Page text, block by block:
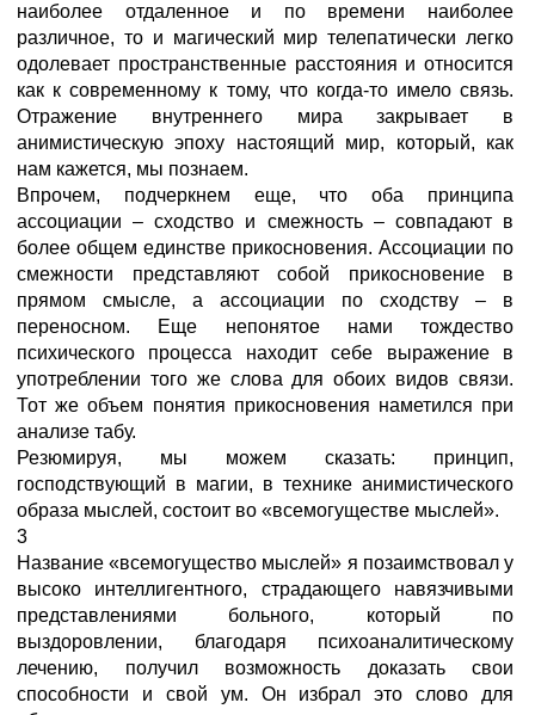
наиболее отдаленное и по времени наиболее
различное, то и магический мир телепатически легко
одолевает пространственные расстояния и относится
как к современному к тому, что когда-то имело связь.
Отражение внутреннего мира закрывает в
анимистическую эпоху настоящий мир, который, как
нам кажется, мы познаем.
Впрочем, подчеркнем еще, что оба принципа
ассоциации – сходство и смежность – совпадают в
более общем единстве прикосновения. Ассоциации по
смежности представляют собой прикосновение в
прямом смысле, а ассоциации по сходству – в
переносном. Еще непонятое нами тождество
психического процесса находит себе выражение в
употреблении того же слова для обоих видов связи.
Тот же объем понятия прикосновения наметился при
анализе табу.
Резюмируя, мы можем сказать: принцип,
господствующий в магии, в технике анимистического
образа мыслей, состоит во «всемогуществе мыслей».
3
Название «всемогущество мыслей» я позаимствовал у
высоко интеллигентного, страдающего навязчивыми
представлениями больного, который по
выздоровлении, благодаря психоаналитическому
лечению, получил возможность доказать свои
способности и свой ум. Он избрал это слово для